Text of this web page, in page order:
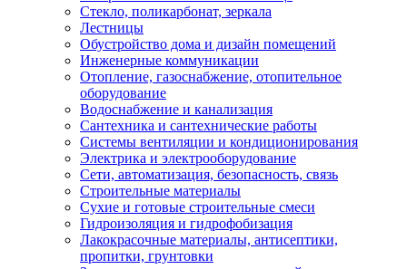
Стекло, поликарбонат, зеркала
Лестницы
Обустройство дома и дизайн помещений
Инженерные коммуникации
Отопление, газоснабжение, отопительное
оборудование
Водоснабжение и канализация
Сантехника и сантехнические работы
Системы вентиляции и кондиционирования
Электрика и электрооборудование
Сети, автоматизация, безопасность, связь
Строительные материалы
Сухие и готовые строительные смеси
Гидроизоляция и гидрофобизация
Лакокрасочные материалы, антисептики,
пропитки, грунтовки